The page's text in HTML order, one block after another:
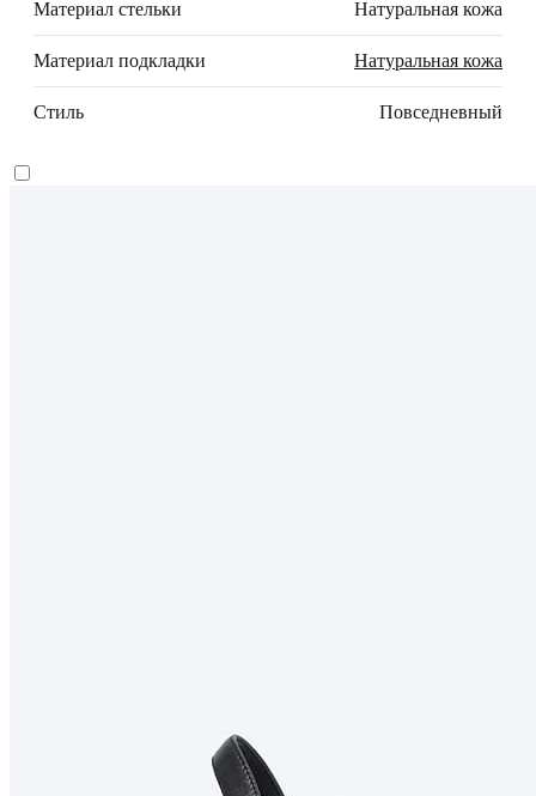
Материал стельки Натуральная кожа
Материал подкладки Натуральная кожа
Стиль Повседневный